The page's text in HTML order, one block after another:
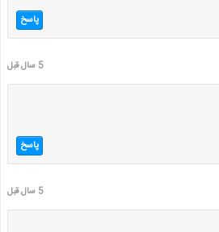
پاسخ
5 سال قبل
پاسخ
5 سال قبل